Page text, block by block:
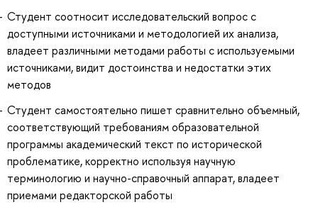
Студент соотносит исследовательский вопрос с
доступными источниками и методологией их анализа,
владеет различными методами работы с используемыми
источниками, видит достоинства и недостатки этих
методов
Студент самостоятельно пишет сравнительно объемный,
соответствующий требованиям образовательной
программы академический текст по исторической
проблематике, корректно используя научную
терминологию и научно-справочный аппарат, владеет
приемами редакторской работы